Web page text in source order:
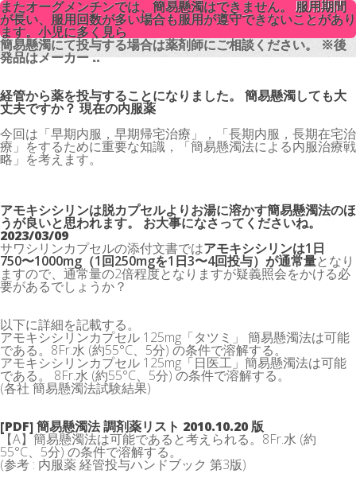
またオーグメンチンでは、簡易懸濁はできません。 服用期間
が長い、服用回数が多い場合も服用が遵守できないことがあり
ます。小児に多く見ら
簡易懸濁にて投与する場合は薬剤師にご相談ください。 ※後
発品はメーカー ..
経管から薬を投与することになりました。 簡易懸濁しても大
丈夫ですか？ 現在の内服薬
今回は「早期内服，早期帰宅治療」，「長期内服，長期在宅治
療」をするために重要な知識，「簡易懸濁法による内服治療戦
略」を考えます。
アモキシシリンは脱カプセルよりお湯に溶かす簡易懸濁法のほ
うが良いと思われます。 お大事になさってくださいね。
2023/03/09
サワシリンカプセルの添付文書ではアモキシシリンは1日
750〜1000mg（1回250mgを1日3〜4回投与）が通常量となり
ますので、通常量の2倍程度となりますが疑義照会をかける必
要があるでしょうか？
以下に詳細を記載する。
アモキシシリンカプセル 125mg「タツミ」 簡易懸濁法は可能
である。8Fr.水 (約55°C、5分) の条件で溶解する。
アモキシシリンカプセル 125mg「日医工」簡易懸濁法は可能
である。 8Fr.水 (約55°C、5分) の条件で溶解する。
(各社 簡易懸濁法試験結果)
[PDF] 簡易懸濁法 調剤薬リスト 2010.10.20 版
【A】簡易懸濁法は可能であると考えられる。8Fr.水 (約
55°C、5分) の条件で溶解する。
(参考 : 内服薬 経管投与ハンドブック 第3版)
またオーグメンチンでは、簡易懸濁はできません。 服用期間
が長い、服用回数が多い場合も服用が遵守できないことがあり
ます。小児に多く見ら
簡易懸濁にて投与する場合は薬剤師にご相談ください。 ※後
発品はメーカー ..